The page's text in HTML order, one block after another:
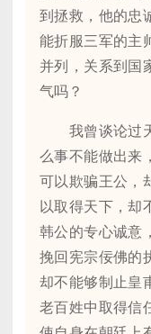
到拯救，他的忠
能折服三军的主
并列，关系到国
气吗？
我曾谈论过天
么事不能做出来
可以欺骗王公，
以取得天下，却
韩公的专心诚意
挽回宪宗佞佛的
却不能够制止皇
老百姓中取得信